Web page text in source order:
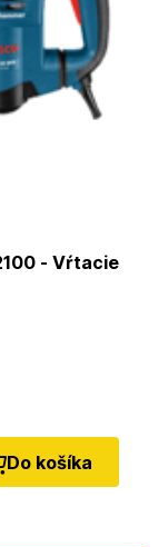
- Vŕtacie
Do košíka